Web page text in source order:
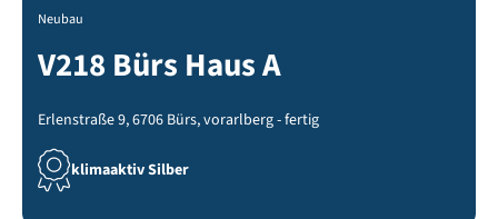
Neubau
V218 Bürs Haus A
Erlenstraße 9, 6706 Bürs, vorarlberg - fertig
klimaaktiv Silber